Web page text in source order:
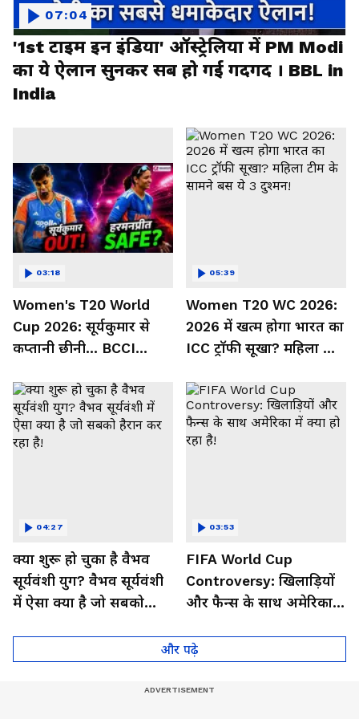
'1st टाइम इन इंडिया' ऑस्ट्रेलिया में PM Modi
का ये ऐलान सुनकर सब हो गई गदगद । BBL in
India
07:04
Women's T20 World
Cup 2026: सूर्यकुमार से
कप्तानी छीनी... BCCI
03:18
Women T20 WC 2026:
2026 में खत्म होगा भारत का
ICC ट्रॉफी सूखा? महिला टीम
05:39
क्या शुरू हो चुका है वैभव
सूर्यवंशी युग? वैभव सूर्यवंशी
में ऐसा क्या है जो सबको
04:27
FIFA World Cup
Controversy: खिलाड़ियों
और फैन्स के साथ अमेरिका में
03:53
और पढ़े